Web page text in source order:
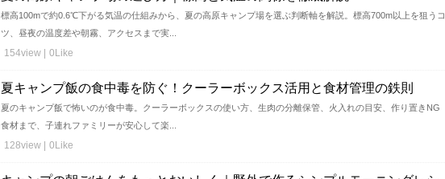
標高100mで約0.6℃下がる気温の仕組みから、夏の高原キャンプ場を選ぶ判断軸を解説。標高700m以上を狙うコ
ツ、昼夜の温度差や朝霧、アクセスまで実...
154view | 0Like
夏キャンプ飯の食中毒を防ぐ！クーラーボックス活用と食材管理の鉄則
夏のキャンプ飯で怖いのが食中毒。クーラーボックスの使い方、生肉の分離保管、火入れの目安、作り置きNG
食材まで、子連れファミリーが安心して楽...
128view | 0Like